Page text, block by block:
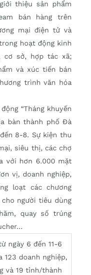
thiệu sản phẩm
bán hàng trên
mại điện tử và
hoạt động kinh
cơ sở, hợp tác xã;
và xúc tiến bán
trình văn hóa
“Tháng khuyến
bàn thành phố Đà
8-8. Sự kiện thu
siêu thị, các chợ
với hơn 6.000 mặt
vị, doanh nghiệp,
loạt các chương
người tiêu dùng
quay số trúng